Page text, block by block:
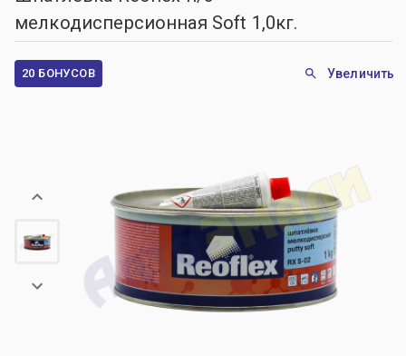
мелкодисперсионная Soft 1,0кг.
20 БОНУСОВ Увеличить